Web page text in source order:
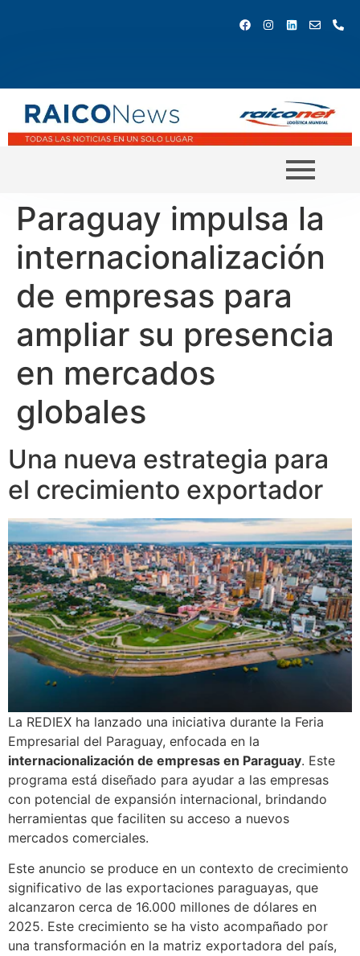
Paraguay impulsa la
internacionalización
de empresas para
ampliar su presencia
en mercados
globales
Una nueva estrategia para
el crecimiento exportador
La REDIEX ha lanzado una iniciativa durante la Feria
Empresarial del Paraguay, enfocada en la
internacionalización de empresas en Paraguay. Este
programa está diseñado para ayudar a las empresas
con potencial de expansión internacional, brindando
herramientas que faciliten su acceso a nuevos
mercados comerciales.
Este anuncio se produce en un contexto de crecimiento
significativo de las exportaciones paraguayas, que
alcanzaron cerca de 16.000 millones de dólares en
2025. Este crecimiento se ha visto acompañado por
una transformación en la matriz exportadora del país,